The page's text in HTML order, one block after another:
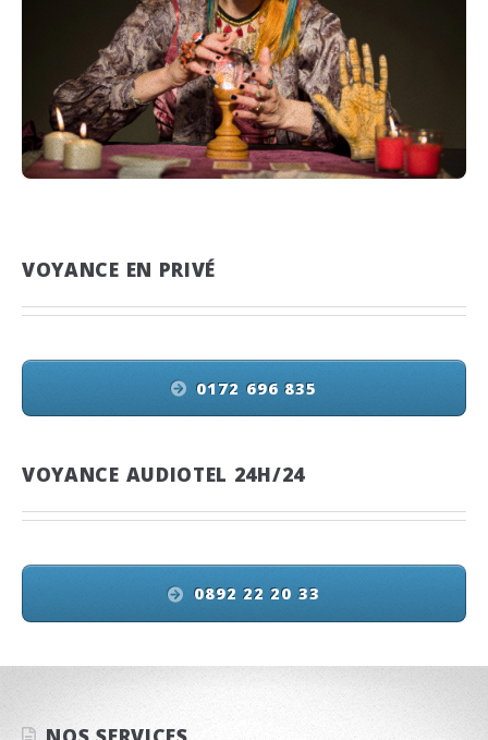
VOYANCE EN PRIVÉ
0172 696 835
VOYANCE AUDIOTEL 24H/24
0892 22 20 33